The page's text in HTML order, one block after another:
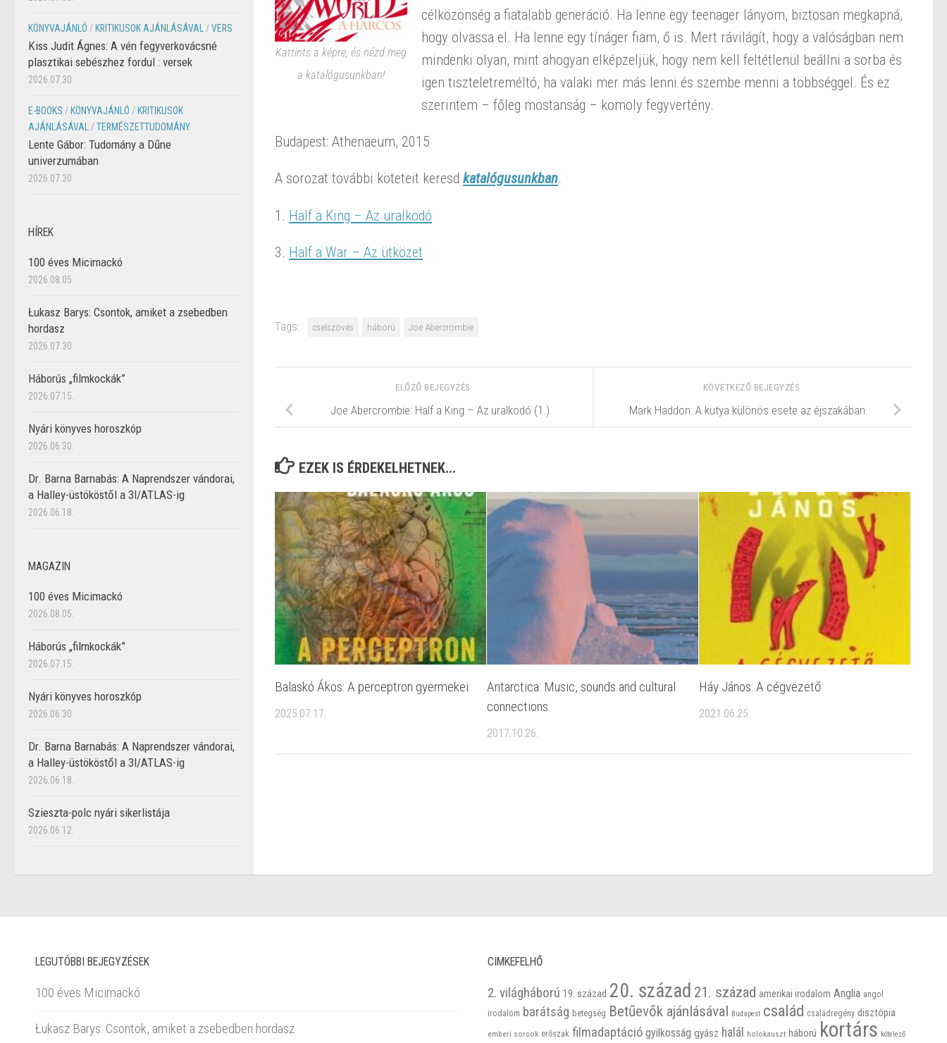
Kattints a képre, és nézd meg
a katalógusunkban!
célközönség a fiatalabb generáció. Ha lenne egy teenager lányom, biztosan megkapná,
hogy olvassa el. Ha lenne egy tínáger fiam, ő is. Mert rávilágít, hogy a valóságban nem
mindenki olyan, mint ahogyan elképzeljük, hogy nem kell feltétlenül beállni a sorba és
igen tiszteletreméltó, ha valaki mer más lenni és szembe menni a többséggel. És ez
szerintem – főleg mostanság – komoly fegyvertény.
Budapest: Athenaeum, 2015
A sorozat további köteteit keresd katalógusunkban.
1. Half a King – Az uralkodó
3. Half a War – Az ütközet
Tags: cselszövés háború Joe Abercrombie
KÖVETKEZŐ BEJEGYZÉS
Mark Haddon: A ​kutya különös esete az éjszakában
ELŐZŐ BEJEGYZÉS
Joe Abercrombie: Half ​a King – Az uralkodó (1.)
EZEK IS ÉRDEKELHETNEK...
Balaskó Ákos: A perceptron gyermekei
2025.07.17.
Antarctica: Music, sounds and cultural
connections
2017.10.26.
Háy János: A cégvezető
2021.06.25.
KÖNYVAJÁNLÓ / KRITIKUSOK AJÁNLÁSÁVAL /VERS
Kiss Judit Ágnes: A vén fegyverkovácsné
plasztikai sebészhez fordul : versek
2026.07.30.
E-BOOKS / KÖNYVAJÁNLÓ / KRITIKUSOK
AJÁNLÁSÁVAL
/TERMÉSZETTUDOMÁNY
Lente Gábor: Tudomány a Dűne
univerzumában
2026.07.30.
HÍREK
100 éves Micimackó
2026.08.05.
Łukasz Barys: Csontok, amiket a zsebedben
hordasz
2026.07.30.
Háborús „filmkockák”
2026.07.15.
Nyári könyves horoszkóp
2026.06.30.
Dr. Barna Barnabás: A Naprendszer vándorai,
a Halley-üstököstől a 3I/ATLAS-ig
2026.06.18.
MAGAZIN
100 éves Micimackó
2026.08.05.
Háborús „filmkockák”
2026.07.15.
Nyári könyves horoszkóp
2026.06.30.
Dr. Barna Barnabás: A Naprendszer vándorai,
a Halley-üstököstől a 3I/ATLAS-ig
2026.06.18.
Szieszta-polc nyári sikerlistája
2026.06.12.
LEGUTÓBBI BEJEGYZÉSEK
100 éves Micimackó
Łukasz Barys: Csontok, amiket a zsebedben hordasz
CIMKEFELHŐ
2. világháború 19. század 20. század 21. század amerikai irodalom Anglia angol
irodalom barátság betegség Betűevők ajánlásával Budapest család családregény disztópia
emberi sorsok erőszak filmadaptáció gyilkosság gyász halál holokauszt háború kortárs kötelező